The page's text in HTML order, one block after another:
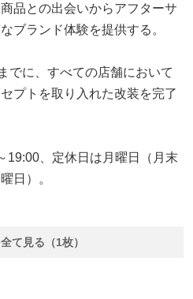
品との出会いからアフターサ
ブランド体験を提供する。
でに、すべての店舗において
プトを取り入れた改装を完了
19:00、定休日は月曜日（月末
日）。
て見る（1枚）